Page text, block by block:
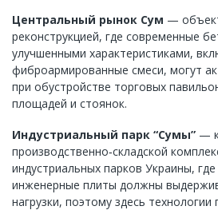
Центральный рынок Сум —
реконструкцией, где современные
улучшенными характеристиками,
фиброармированные смеси, могут
при обустройстве торговых
площадей и стоянок.
Индустриальный парк “Сумы” —
производственно‑складской
индустриальных парков Украины,
инженерные плиты должны
нагрузки, поэтому здесь